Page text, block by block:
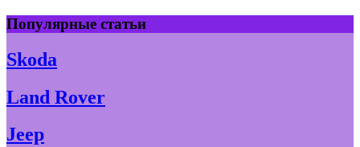
Skip
to
content
Популярные статьи
Skoda
Land Rover
Jeep